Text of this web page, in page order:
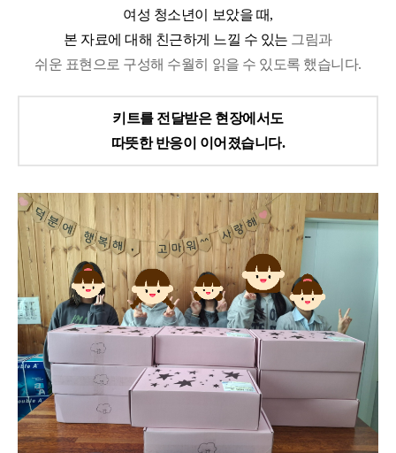
여성 청소년이 보았을 때,
본 자료에 대해 친근하게 느낄 수 있는 그림과
쉬운 표현으로 구성해 수월히 읽을 수 있도록 했습니다.
키트를 전달받은 현장에서도
따뜻한 반응이 이어졌습니다.